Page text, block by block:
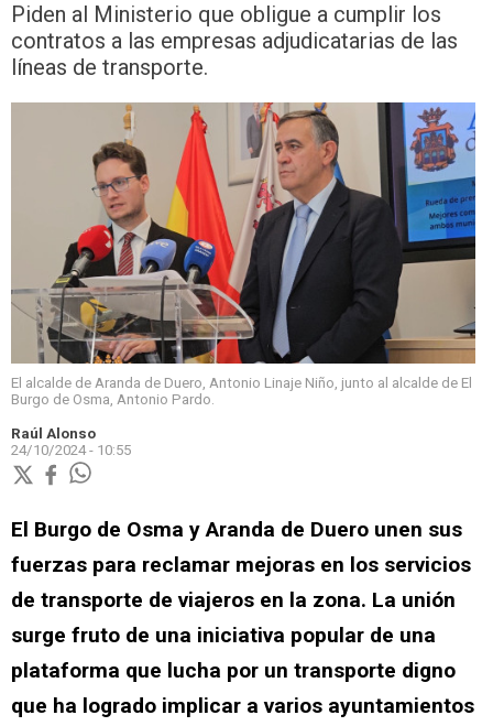
Piden al Ministerio que obligue a cumplir los
contratos a las empresas adjudicatarias de las
líneas de transporte.
El alcalde de Aranda de Duero, Antonio Linaje Niño, junto al alcalde de El
Burgo de Osma, Antonio Pardo.
Raúl Alonso
24/10/2024 - 10:55
El Burgo de Osma y Aranda de Duero unen sus
fuerzas para reclamar mejoras en los servicios
de transporte de viajeros en la zona. La unión
surge fruto de una iniciativa popular de una
plataforma que lucha por un transporte digno
que ha logrado implicar a varios ayuntamientos